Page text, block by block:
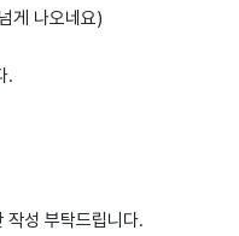
게 나오네요)
.
작성 부탁드립니다.